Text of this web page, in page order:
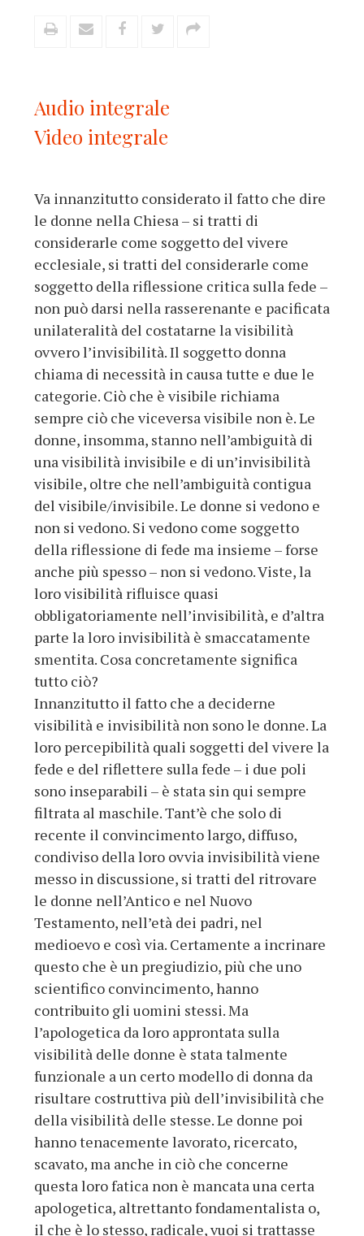
Audio integrale
Video integrale
Va innanzitutto considerato il fatto che dire
le donne nella Chiesa – si tratti di
considerarle come soggetto del vivere
ecclesiale, si tratti del considerarle come
soggetto della riflessione critica sulla fede –
non può darsi nella rasserenante e pacificata
unilateralità del costatarne la visibilità
ovvero l’invisibilità. Il soggetto donna
chiama di necessità in causa tutte e due le
categorie. Ciò che è visibile richiama
sempre ciò che viceversa visibile non è. Le
donne, insomma, stanno nell’ambiguità di
una visibilità invisibile e di un’invisibilità
visibile, oltre che nell’ambiguità contigua
del visibile/invisibile. Le donne si vedono e
non si vedono. Si vedono come soggetto
della riflessione di fede ma insieme – forse
anche più spesso – non si vedono. Viste, la
loro visibilità rifluisce quasi
obbligatoriamente nell’invisibilità, e d’altra
parte la loro invisibilità è smaccatamente
smentita. Cosa concretamente significa
tutto ciò?
Innanzitutto il fatto che a deciderne
visibilità e invisibilità non sono le donne. La
loro percepibilità quali soggetti del vivere la
fede e del riflettere sulla fede – i due poli
sono inseparabili – è stata sin qui sempre
filtrata al maschile. Tant’è che solo di
recente il convincimento largo, diffuso,
condiviso della loro ovvia invisibilità viene
messo in discussione, si tratti del ritrovare
le donne nell’Antico e nel Nuovo
Testamento, nell’età dei padri, nel
medioevo e così via. Certamente a incrinare
questo che è un pregiudizio, più che uno
scientifico convincimento, hanno
contribuito gli uomini stessi. Ma
l’apologetica da loro approntata sulla
visibilità delle donne è stata talmente
funzionale a un certo modello di donna da
risultare costruttiva più dell’invisibilità che
della visibilità delle stesse. Le donne poi
hanno tenacemente lavorato, ricercato,
scavato, ma anche in ciò che concerne
questa loro fatica non è mancata una certa
apologetica, altrettanto fondamentalista o,
il che è lo stesso, radicale, vuoi si trattasse